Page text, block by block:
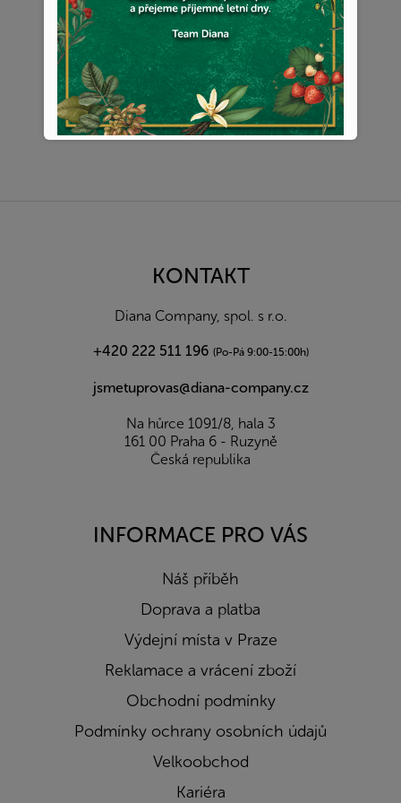
KONTAKT
Diana Company, spol. s r.o.
+420 222 511 196 (Po-Pá 9:00-15:00h)
jsmetuprovas@diana-company.cz
Na hůrce 1091/8, hala 3
161 00 Praha 6 - Ruzyně
Česká republika
INFORMACE PRO VÁS
Náš příběh
Doprava a platba
Výdejní místa v Praze
Reklamace a vrácení zboží
Obchodní podmínky
Podmínky ochrany osobních údajů
Velkoobchod
Kariéra